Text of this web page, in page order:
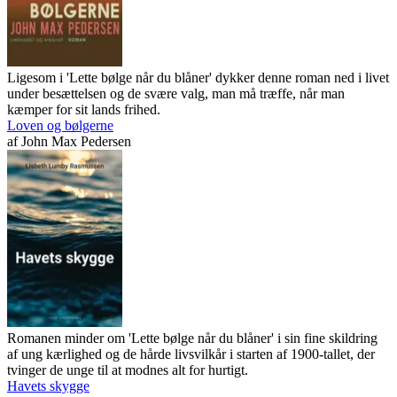
Ligesom i 'Lette bølge når du blåner' dykker denne roman ned i livet
under besættelsen og de svære valg, man må træffe, når man
kæmper for sit lands frihed.
Loven og bølgerne
afJohn Max Pedersen
Romanen minder om 'Lette bølge når du blåner' i sin fine skildring
af ung kærlighed og de hårde livsvilkår i starten af 1900-tallet, der
tvinger de unge til at modnes alt for hurtigt.
Havets skygge